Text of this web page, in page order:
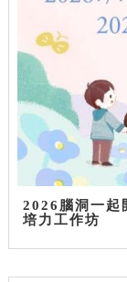
2026腦洞一
培力工作坊